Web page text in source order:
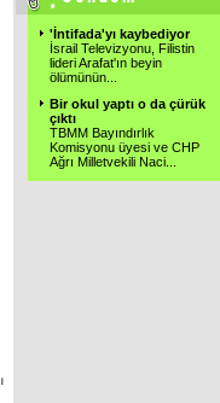
'İntifada'yı kaybediyor
İsrail Televizyonu, Filistin
lideri Arafat'ın beyin
ölümünün
Bir okul yaptı o da çürük
çıktı
TBMM Bayındırlık
Komisyonu üyesi ve CHP
Ağrı Milletvekili Naci